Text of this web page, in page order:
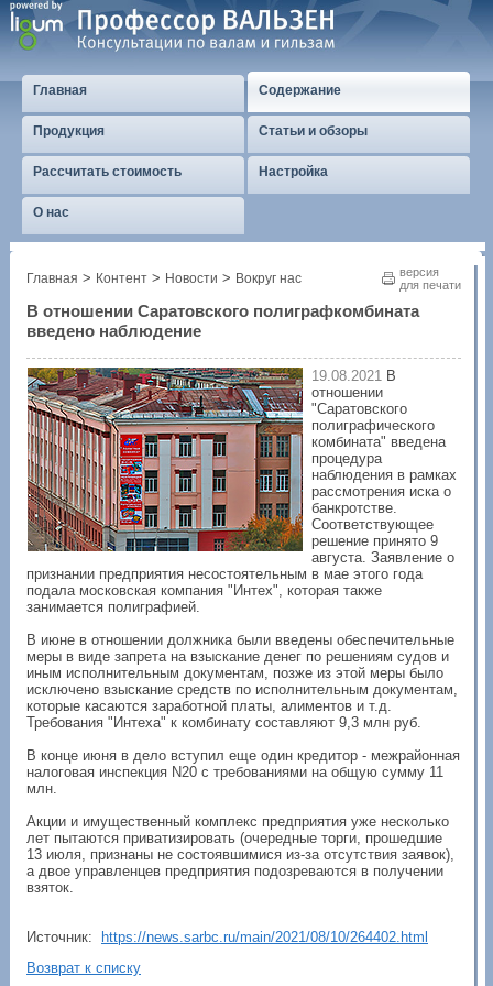
Главная Содержание
Продукция Статьи и обзоры
Рассчитать стоимость Настройка
О нас
версия
для печати
Главная > Контент > Новости > Вокруг нас
В отношении Саратовского полиграфкомбината
введено наблюдение
19.08.2021 В
отношении
"Саратовского
полиграфического
комбината" введена
процедура
наблюдения в рамках
рассмотрения иска о
банкротстве.
Соответствующее
решение принято 9
августа. Заявление о
признании предприятия несостоятельным в мае этого года
подала московская компания "Интех", которая также
занимается полиграфией.
В июне в отношении должника были введены обеспечительные
меры в виде запрета на взыскание денег по решениям судов и
иным исполнительным документам, позже из этой меры было
исключено взыскание средств по исполнительным документам,
которые касаются заработной платы, алиментов и т.д.
Требования "Интеха" к комбинату составляют 9,3 млн руб.
В конце июня в дело вступил еще один кредитор - межрайонная
налоговая инспекция N20 с требованиями на общую сумму 11
млн.
Акции и имущественный комплекс предприятия уже несколько
лет пытаются приватизировать (очередные торги, прошедшие
13 июля, признаны не состоявшимися из-за отсутствия заявок),
а двое управленцев предприятия подозреваются в получении
взяток.
Источник:
https://news.sarbc.ru/main/2021/08/10/264402.html
Возврат к списку